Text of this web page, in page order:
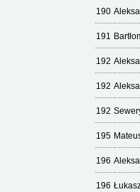
190
191
192
192
192
195
196
196